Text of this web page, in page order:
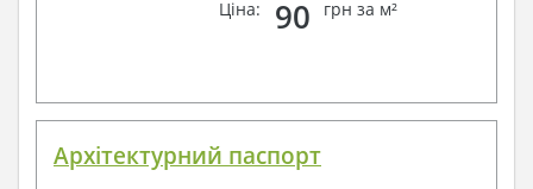
Ціна: 90 грн за м²
Архітектурний паспорт